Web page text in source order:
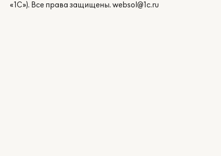
«1С»). Все права защищены. websol@1c.ru